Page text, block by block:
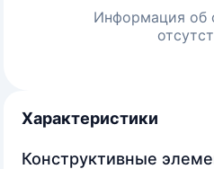
Информация об
Характеристики
Конструктивные